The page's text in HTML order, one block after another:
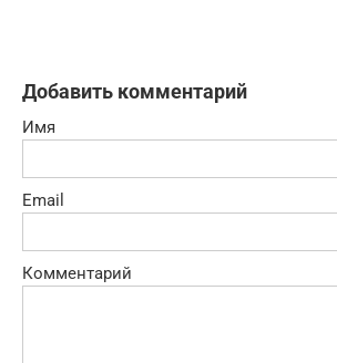
Добавить комментарий
Имя
Email
Комментарий